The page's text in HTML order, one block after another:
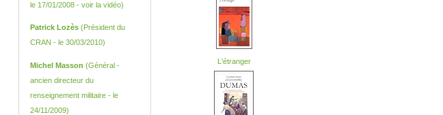
L'étranger
le 17/01/2008 - voir la vidéo)
Patrick Lozès (Président du
CRAN - le 30/03/2010)
Michel Masson (Général -
ancien directeur du
renseignement militaire - le
24/11/2009)